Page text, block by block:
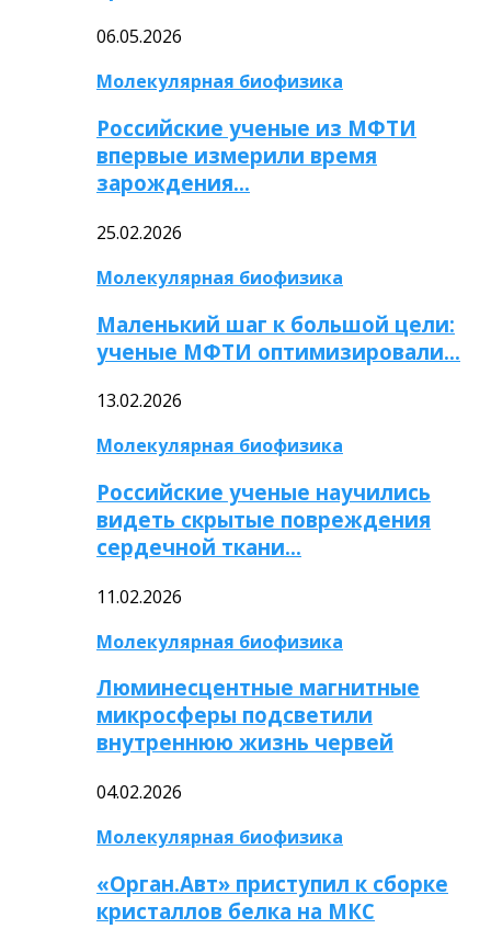
06.05.2026
Молекулярная биофизика
Российские ученые из МФТИ
впервые измерили время
зарождения…
25.02.2026
Молекулярная биофизика
Маленький шаг к большой цели:
ученые МФТИ оптимизировали…
13.02.2026
Молекулярная биофизика
Российские ученые научились
видеть скрытые повреждения
сердечной ткани…
11.02.2026
Молекулярная биофизика
Люминесцентные магнитные
микросферы подсветили
внутреннюю жизнь червей
04.02.2026
Молекулярная биофизика
«Орган.Авт» приступил к сборке
кристаллов белка на МКС